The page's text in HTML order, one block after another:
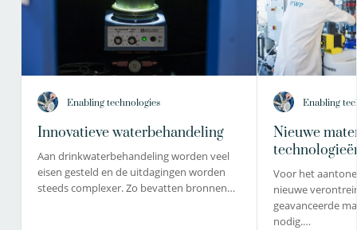
Enabling technologies
Innovatieve waterbehandeling
Aan drinkwaterbehandeling worden veel
eisen gesteld en de uitdagingen worden
steeds complexer. Zo bevatten bronnen…
Enabling
Nieuwe
Voor het
nieuwe
geavanceerde
nodig.…